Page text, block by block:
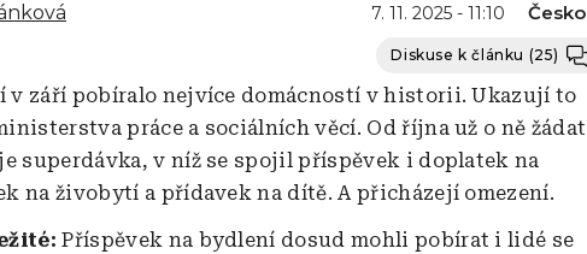
7. 11. 2025 - 11:10 Česko
Diskuse k článku (25)
v září pobíralo nejvíce domácností v historii. Ukazují to
práce a sociálních věcí. Od října už o ně žádat
superdávka, v níž se spojil příspěvek i doplatek na
na živobytí a přídavek na dítě. A přicházejí omezení.
Příspěvek na bydlení dosud mohli pobírat i lidé se